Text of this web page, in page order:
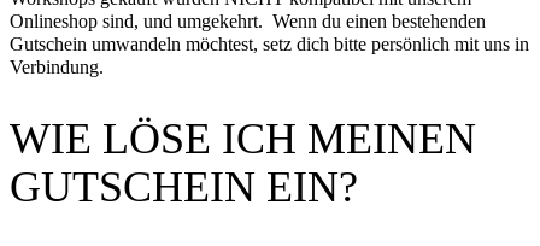
Onlineshop sind, und umgekehrt. Wenn du einen bestehenden
Gutschein umwandeln möchtest, setz dich bitte persönlich mit uns in
Verbindung.
WIE LÖSE ICH MEINEN
GUTSCHEIN EIN?